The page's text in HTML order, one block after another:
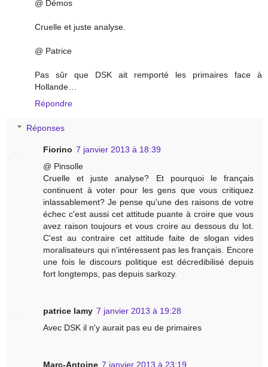
@ Démos
Cruelle et juste analyse.
@ Patrice
Pas sûr que DSK ait remporté les primaires face à
Hollande…
Répondre
Réponses
Fiorino 7 janvier 2013 à 18:39
@ Pinsolle
Cruelle et juste analyse? Et pourquoi le français
continuent à voter pour les gens que vous critiquez
inlassablement? Je pense qu'une des raisons de votre
échec c'est aussi cet attitude puante à croire que vous
avez raison toujours et vous croire au dessous du lot.
C'est au contraire cet attitude faite de slogan vides
moralisateurs qui n'intéressent pas les français. Encore
une fois le discours politique est décredibilisé depuis
fort longtemps, pas depuis sarkozy.
patrice lamy 7 janvier 2013 à 19:28
Avec DSK il n'y aurait pas eu de primaires
Marc-Antoine 7 janvier 2013 à 23:19